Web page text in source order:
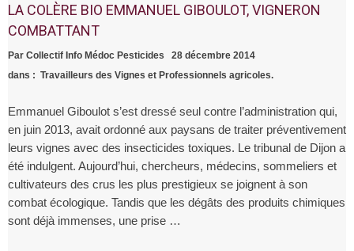
le Médoc : Tous contaminés !
Pour le Collectif Info Médoc Pesticides, la
seule alternative possible c’est l’interdiction
des pesticides de synthèse.
Mr le Maire de Langouët convoqué au
tribunal pour son arrêté anti pesticides : le
Affaire Château Vernous - Sylvie Berger : Un
Poste : historique des faits.
Témoignage d’un médocain, habitant du
Pouyalet, au coeur du vignoble pauillacais.
Récupération des heures pas effectuées
pour cause de canicule, que dit la
Convention collective ?!
Alerte canicule : rappel de l’obligation
sécurité à la charge des employeurs/ chefs
de culture
Lois protégeant les travailleurs des vignes
face aux pesticides.
Législation sur l’application de pesticides aux
LA COLÈRE BIO EMMANUEL GIBOULOT, VIGNERON
COMBATTANT
Par Collectif Info Médoc Pesticides
28 décembre 2014
dans : Travailleurs des Vignes et Professionnels agricoles.
Emmanuel Giboulot s’est dressé seul contre l’administration qui,
en juin 2013, avait ordonné aux paysans de traiter préventivement
leurs vignes avec des insecticides toxiques. Le tribunal de Dijon a
été indulgent. Aujourd’hui, chercheurs, médecins, sommeliers et
cultivateurs des crus les plus prestigieux se joignent à son
combat écologique. Tandis que les dégâts des produits chimiques
sont déjà immenses, une prise …